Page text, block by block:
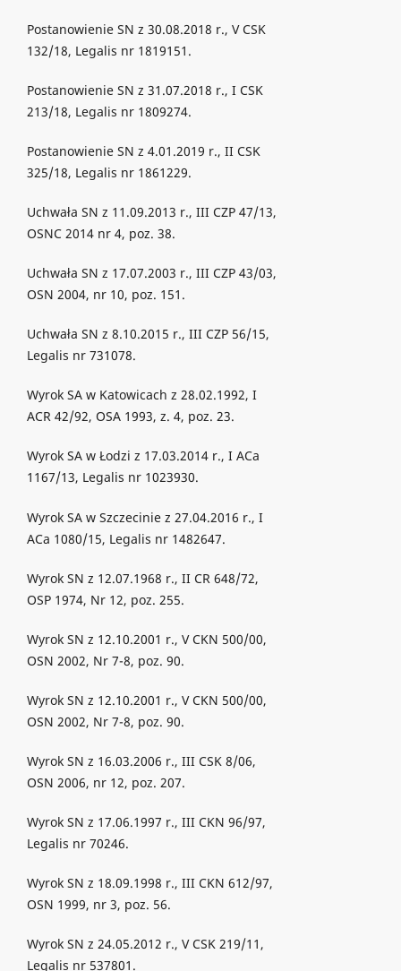
Postanowienie SN z 30.08.2018 r., V CSK
132/18, Legalis nr 1819151.
Postanowienie SN z 31.07.2018 r., I CSK
213/18, Legalis nr 1809274.
Postanowienie SN z 4.01.2019 r., II CSK
325/18, Legalis nr 1861229.
Uchwała SN z 11.09.2013 r., III CZP 47/13,
OSNC 2014 nr 4, poz. 38.
Uchwała SN z 17.07.2003 r., III CZP 43/03,
OSN 2004, nr 10, poz. 151.
Uchwała SN z 8.10.2015 r., III CZP 56/15,
Legalis nr 731078.
Wyrok SA w Katowicach z 28.02.1992, I
ACR 42/92, OSA 1993, z. 4, poz. 23.
Wyrok SA w Łodzi z 17.03.2014 r., I ACa
1167/13, Legalis nr 1023930.
Wyrok SA w Szczecinie z 27.04.2016 r., I
ACa 1080/15, Legalis nr 1482647.
Wyrok SN z 12.07.1968 r., II CR 648/72,
OSP 1974, Nr 12, poz. 255.
Wyrok SN z 12.10.2001 r., V CKN 500/00,
OSN 2002, Nr 7-8, poz. 90.
Wyrok SN z 12.10.2001 r., V CKN 500/00,
OSN 2002, Nr 7-8, poz. 90.
Wyrok SN z 16.03.2006 r., III CSK 8/06,
OSN 2006, nr 12, poz. 207.
Wyrok SN z 17.06.1997 r., III CKN 96/97,
Legalis nr 70246.
Wyrok SN z 18.09.1998 r., III CKN 612/97,
OSN 1999, nr 3, poz. 56.
Wyrok SN z 24.05.2012 r., V CSK 219/11,
Legalis nr 537801.